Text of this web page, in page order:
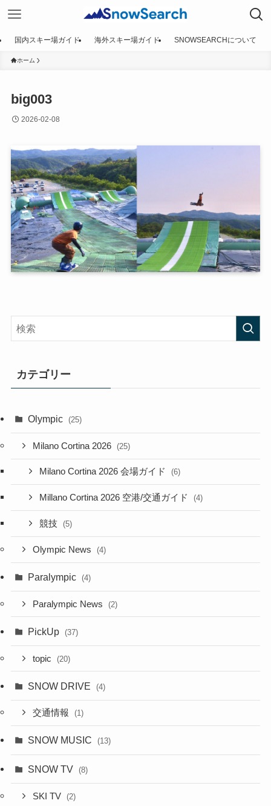
国内スキー場ガイド 海外スキー場ガイド SNOWSEARCHについて
ホーム
big003
2026-02-08
カテゴリー
Olympic (25)
Milano Cortina 2026 (25)
Milano Cortina 2026 会場ガイド (6)
Millano Cortina 2026 空港/交通ガイド (4)
競技 (5)
Olympic News (4)
Paralympic (4)
Paralympic News (2)
PickUp (37)
topic (20)
SNOW DRIVE (4)
交通情報 (1)
SNOW MUSIC (13)
SNOW TV (8)
SKI TV (2)